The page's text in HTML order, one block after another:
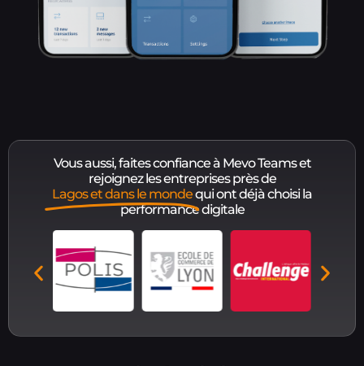
Vous aussi, faites confiance à Mevo Teams et
rejoignez les entreprises près de
Lagos et dans le mondequi ont déjà choisi la
performance digitale